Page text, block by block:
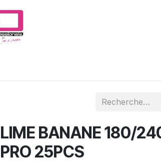
LIME BANANE 180/
PRO 25PCS